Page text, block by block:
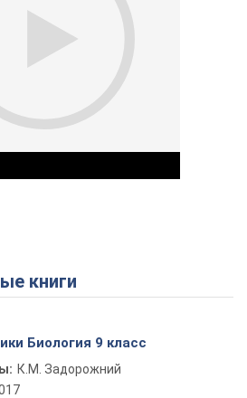
Play Video
книги
Биология 9 класс
К.М. Задорожний